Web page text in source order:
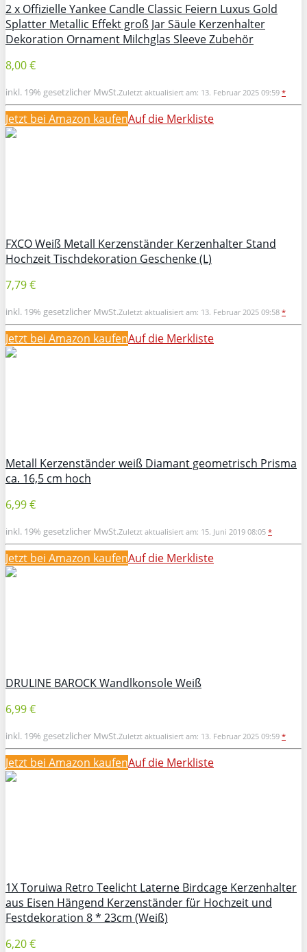
2 x Offizielle Yankee Candle Classic Feiern Luxus Gold
Splatter Metallic Effekt groß Jar Säule Kerzenhalter
Dekoration Ornament Milchglas Sleeve Zubehör
8,00 €
inkl. 19% gesetzlicher MwSt.Zuletzt aktualisiert am: 13. Februar 2025 09:59 *
Jetzt bei Amazon kaufenAuf die Merkliste
FXCO Weiß Metall Kerzenständer Kerzenhalter Stand
Hochzeit Tischdekoration Geschenke (L)
7,79 €
inkl. 19% gesetzlicher MwSt.Zuletzt aktualisiert am: 13. Februar 2025 09:58 *
Jetzt bei Amazon kaufenAuf die Merkliste
Metall Kerzenständer weiß Diamant geometrisch Prisma
ca. 16,5 cm hoch
6,99 €
inkl. 19% gesetzlicher MwSt.Zuletzt aktualisiert am: 15. Juni 2019 08:05 *
Jetzt bei Amazon kaufenAuf die Merkliste
DRULINE BAROCK Wandlkonsole Weiß
6,99 €
inkl. 19% gesetzlicher MwSt.Zuletzt aktualisiert am: 13. Februar 2025 09:59 *
Jetzt bei Amazon kaufenAuf die Merkliste
1X Toruiwa Retro Teelicht Laterne Birdcage Kerzenhalter
aus Eisen Hängend Kerzenständer für Hochzeit und
Festdekoration 8 * 23cm (Weiß)
6,20 €